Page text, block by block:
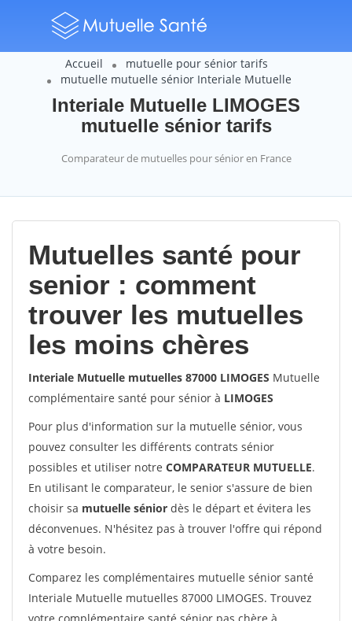
Accueil
mutuelle pour sénior tarifs
mutuelle mutuelle sénior Interiale Mutuelle
Interiale Mutuelle LIMOGES
mutuelle sénior tarifs
Comparateur de mutuelles pour sénior en France
Mutuelles santé pour
senior : comment
trouver les mutuelles
les moins chères
Interiale Mutuelle mutuelles 87000 LIMOGES Mutuelle
complémentaire santé pour sénior à LIMOGES
Pour plus d'information sur la mutuelle sénior, vous
pouvez consulter les différents contrats sénior
possibles et utiliser notre COMPARATEUR MUTUELLE.
En utilisant le comparateur, le senior s'assure de bien
choisir sa mutuelle sénior dès le départ et évitera les
déconvenues. N'hésitez pas à trouver l'offre qui répond
à votre besoin.
Comparez les complémentaires mutuelle sénior santé
Interiale Mutuelle mutuelles 87000 LIMOGES. Trouvez